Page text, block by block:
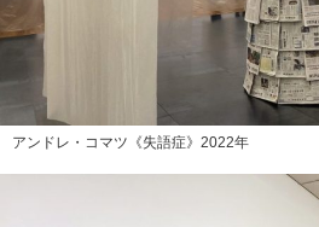
アンドレ・コマツ《失語症》2022年